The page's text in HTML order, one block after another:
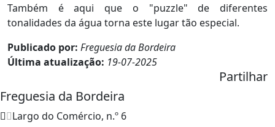
Também é aqui que o "puzzle" de diferentes
tonalidades da água torna este lugar tão especial.
Publicado por: Freguesia da Bordeira
Última atualização: 19-07-2025
Partilhar
Freguesia da Bordeira
Largo do Comércio, n.º 6